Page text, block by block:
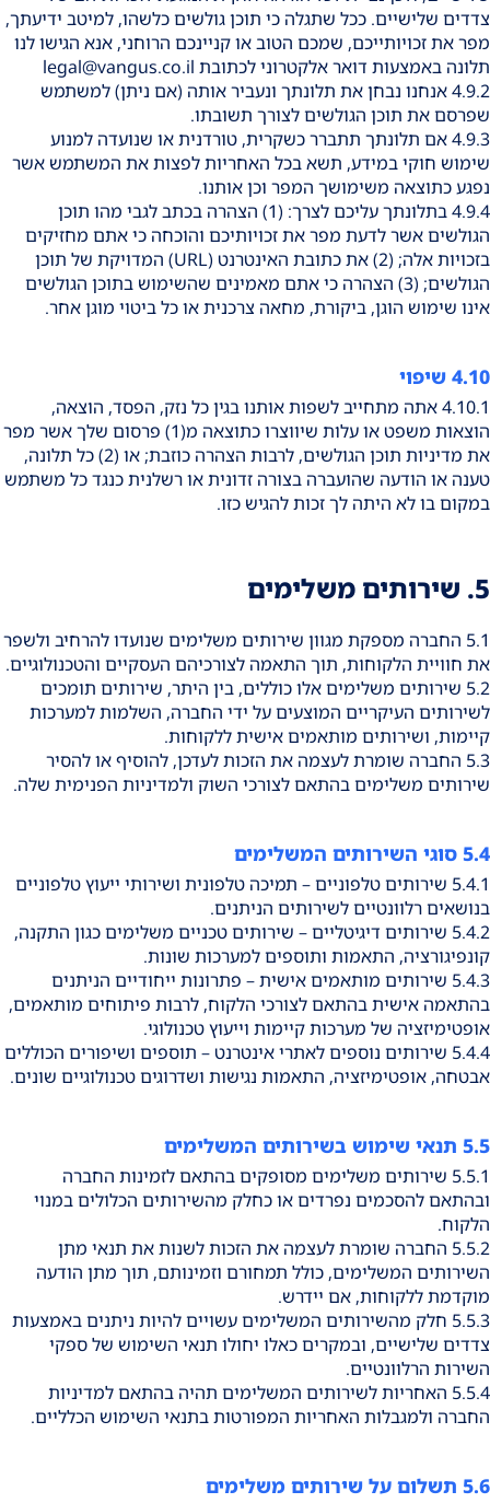
צדדים שלישיים. ככל שתגלה כי תוכן גולשים כלשהו, למיטב ידיעתך,
מפר את זכויותייכם, שמכם הטוב או קניינכם הרוחני, אנא הגישו לנו
תלונה באמצעות דואר אלקטרוני לכתובת legal@vangus.co.il
4.9.2 אנחנו נבחן את תלונתך ונעביר אותה (אם ניתן) למשתמש
שפרסם את תוכן הגולשים לצורך תשובתו.
4.9.3 אם תלונתך תתברר כשקרית, טורדנית או שנועדה למנוע
שימוש חוקי במידע, תשא בכל האחריות לפצות את המשתמש אשר
נפגע כתוצאה משימושך המפר וכן אותנו.
4.9.4 בתלונתך עליכם לצרך: (1) הצהרה בכתב לגבי מהו תוכן
הגולשים אשר לדעת מפר את זכויותיכם והוכחה כי אתם מחזיקים
בזכויות אלה; (2) את כתובת האינטרנט (URL) המדויקת של תוכן
הגולשים; (3) הצהרה כי אתם מאמינים שהשימוש בתוכן הגולשים
אינו שימוש הוגן, ביקורת, מחאה צרכנית או כל ביטוי מוגן אחר.
4.10 שיפוי
4.10.1 אתה מתחייב לשפות אותנו בגין כל נזק, הפסד, הוצאה,
הוצאות משפט או עלות שיווצרו כתוצאה מ(1) פרסום שלך אשר מפר
את מדיניות תוכן הגולשים, לרבות הצהרה כוזבת; או (2) כל תלונה,
טענה או הודעה שהועברה בצורה זדונית או רשלנית כנגד כל משתמש
במקום בו לא היתה לך זכות להגיש כזו.
5. שירותים משלימים
5.1 החברה מספקת מגוון שירותים משלימים שנועדו להרחיב ולשפר
את חוויית הלקוחות, תוך התאמה לצורכיהם העסקיים והטכנולוגיים.
5.2 שירותים משלימים אלו כוללים, בין היתר, שירותים תומכים
לשירותים העיקריים המוצעים על ידי החברה, השלמות למערכות
קיימות, ושירותים מותאמים אישית ללקוחות.
5.3 החברה שומרת לעצמה את הזכות לעדכן, להוסיף או להסיר
שירותים משלימים בהתאם לצורכי השוק ולמדיניות הפנימית שלה.
5.4 סוגי השירותים המשלימים
5.4.1 שירותים טלפוניים – תמיכה טלפונית ושירותי ייעוץ טלפוניים
בנושאים רלוונטיים לשירותים הניתנים.
5.4.2 שירותים דיגיטליים – שירותים טכניים משלימים כגון התקנה,
קונפיגורציה, התאמות ותוספים למערכות שונות.
5.4.3 שירותים מותאמים אישית – פתרונות ייחודיים הניתנים
בהתאמה אישית בהתאם לצורכי הלקוח, לרבות פיתוחים מותאמים,
אופטימיזציה של מערכות קיימות וייעוץ טכנולוגי.
5.4.4 שירותים נוספים לאתרי אינטרנט – תוספים ושיפורים הכוללים
אבטחה, אופטימיזציה, התאמות נגישות ושדרוגים טכנולוגיים שונים.
5.5 תנאי שימוש בשירותים המשלימים
5.5.1 שירותים משלימים מסופקים בהתאם לזמינות החברה
ובהתאם להסכמים נפרדים או כחלק מהשירותים הכלולים במנוי
הלקוח.
5.5.2 החברה שומרת לעצמה את הזכות לשנות את תנאי מתן
השירותים המשלימים, כולל תמחורם וזמינותם, תוך מתן הודעה
מוקדמת ללקוחות, אם יידרש.
5.5.3 חלק מהשירותים המשלימים עשויים להיות ניתנים באמצעות
צדדים שלישיים, ובמקרים כאלו יחולו תנאי השימוש של ספקי
השירות הרלוונטיים.
5.5.4 האחריות לשירותים המשלימים תהיה בהתאם למדיניות
החברה ולמגבלות האחריות המפורטות בתנאי השימוש הכלליים.
5.6 תשלום על שירותים משלימים